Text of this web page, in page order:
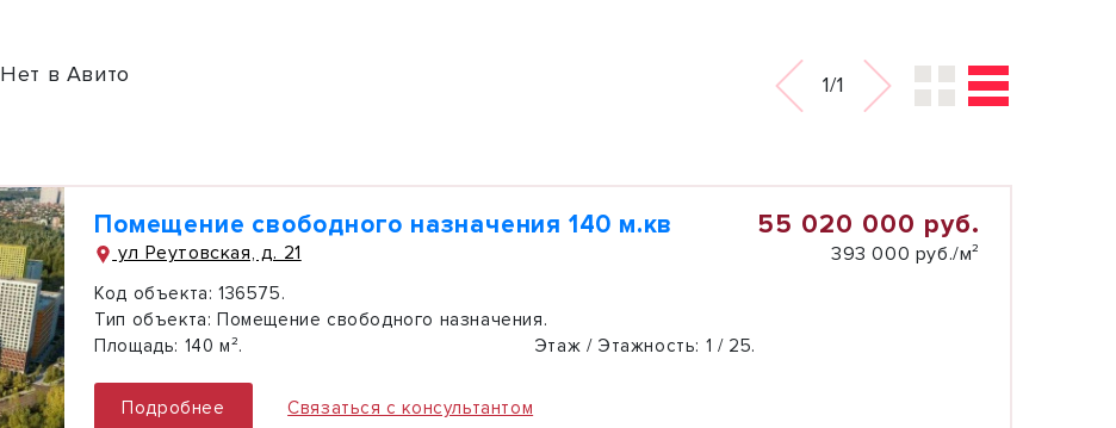
Нет в Авито 1/1
Помещение свободного назначения 140 м.кв
ул Реутовская, д. 21
55 020 000 руб.
393 000 руб./м²
Код объекта: 136575.
Тип объекта: Помещение свободного назначения.
Площадь: 140 м². Этаж / Этажность: 1 / 25.
Подробнее Связаться с консультантом